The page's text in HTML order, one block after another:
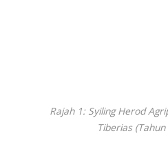
Rajah 1: Syiling Herod
Tiberias